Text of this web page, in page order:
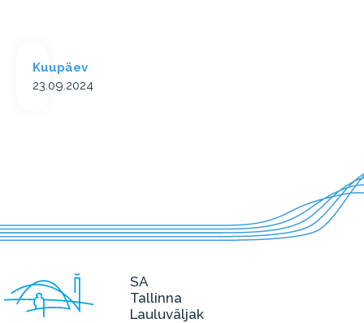
Kuupäev
23.09.2024
SA
Tallinna
Lauluväljak